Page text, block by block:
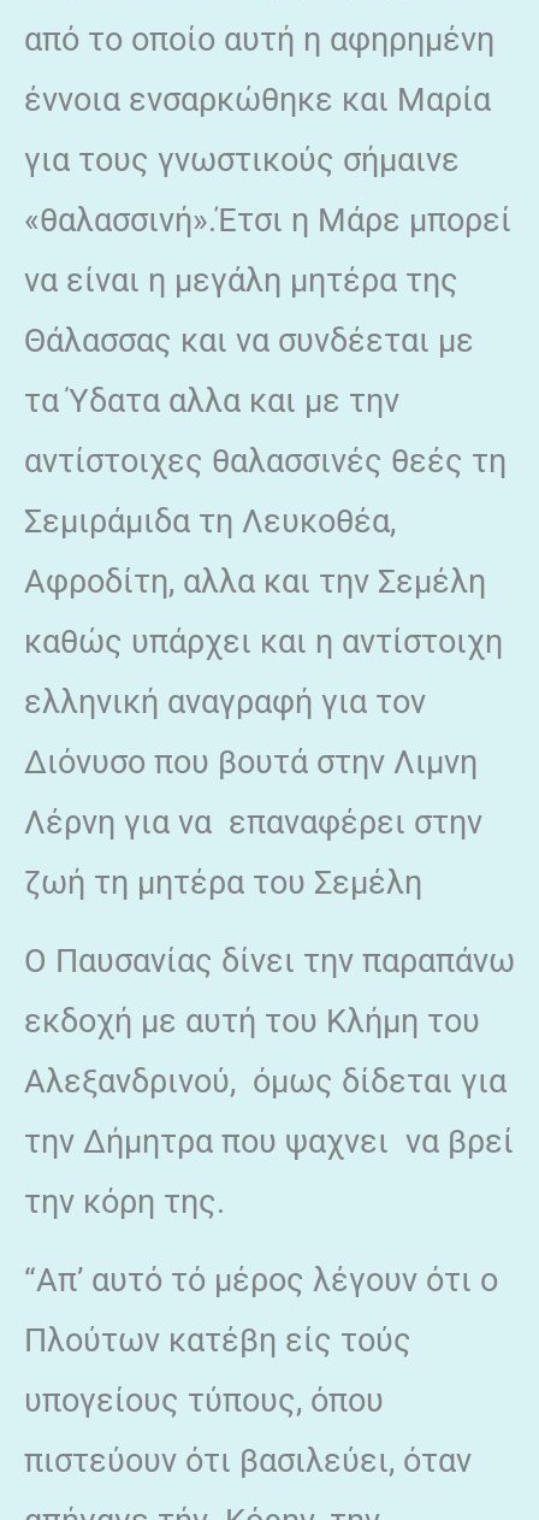
από το οποίο αυτή η αφηρημένη
έννοια ενσαρκώθηκε και Μαρία
για τους γνωστικούς σήμαινε
«θαλασσινή».Έτσι η Μάρε μπορεί
να είναι η μεγάλη μητέρα της
Θάλασσας και να συνδέεται με
τα Ύδατα αλλα και με την
αντίστοιχες θαλασσινές θεές τη
Σεμιράμιδα τη Λευκοθέα,
Αφροδίτη, αλλα και την Σεμέλη
καθώς υπάρχει και η αντίστοιχη
ελληνική αναγραφή για τον
Διόνυσο που βουτά στην Λιμνη
Λέρνη για να επαναφέρει στην
ζωή τη μητέρα του Σεμέλη
Ο Παυσανίας δίνει την παραπάνω
εκδοχή με αυτή του Κλήμη του
Αλεξανδρινού, όμως δίδεται για
την Δήμητρα που ψαχνει να βρεί
την κόρη της.
“Απ’ αυτό τό μέρος λέγουν ότι ο
Πλούτων κατέβη είς τούς
υπογείους τύπους, όπου
πιστεύουν ότι βασιλεύει, όταν